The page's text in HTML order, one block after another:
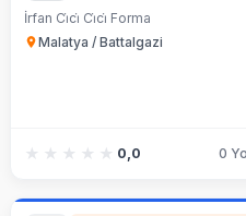
İrfan Ci̇ci̇ Ci̇ci̇ Forma
Malatya / Battalgazi
★★★★★
★★★★★ 0,0 0